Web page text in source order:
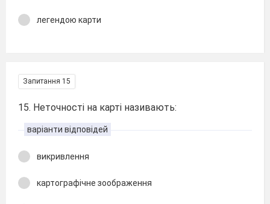
легендою карти
Запитання 15
15. Неточності на карті називають:
варіанти відповідей
викривлення
картографічне зоображення